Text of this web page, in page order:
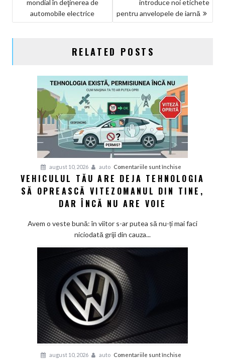
ARTICOLE
mondial în deţinerea de
automobile electrice
introduce noi etichete
pentru anvelopele de iarnă
RELATED POSTS
august 10, 2026 auto Comentariile sunt închise
Vehiculul
tău
tehnologia
VEHICULUL TĂU ARE DEJA TEHNOLOGIA
SĂ OPREASCĂ VITEZOMANUL DIN TINE,
DAR ÎNCĂ NU ARE VOIE
Avem o veste bună: în viitor s-ar putea să nu-ți mai faci
niciodată griji din cauza...
august 10, 2026 auto Comentariile sunt închise